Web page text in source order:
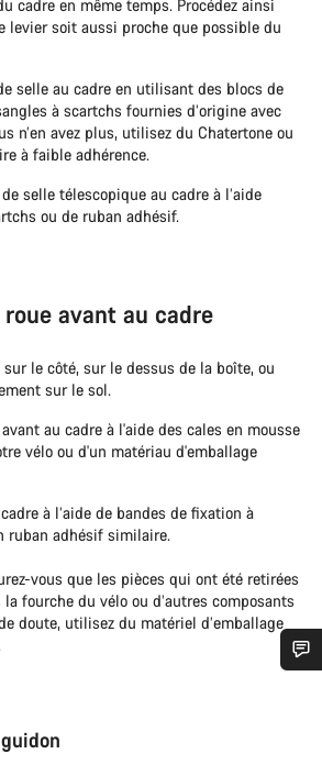
cadre en même temps. Procédez ainsi
levier soit aussi proche que possible du
selle au cadre en utilisant des blocs de
à scartchs fournies d’origine avec
n’en avez plus, utilisez du Chatertone ou
à faible adhérence.
selle télescopique au cadre à l’aide
ou de ruban adhésif.
avant au cadre
sur le côté, sur le dessus de la boîte, ou
sur le sol.
au cadre à l'aide des cales en mousse
vélo ou d'un matériau d'emballage
à l’aide de bandes de fixation à
ruban adhésif similaire.
vous que les pièces qui ont été retirées
fourche du vélo ou d’autres composants
doute, utilisez du matériel d’emballage
client vous attendent pour